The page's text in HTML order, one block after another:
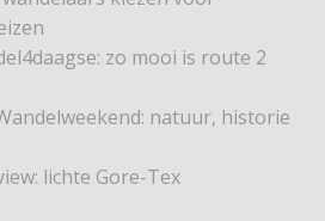
zo mooi is route 2
natuur, historie
lichte Gore-Tex